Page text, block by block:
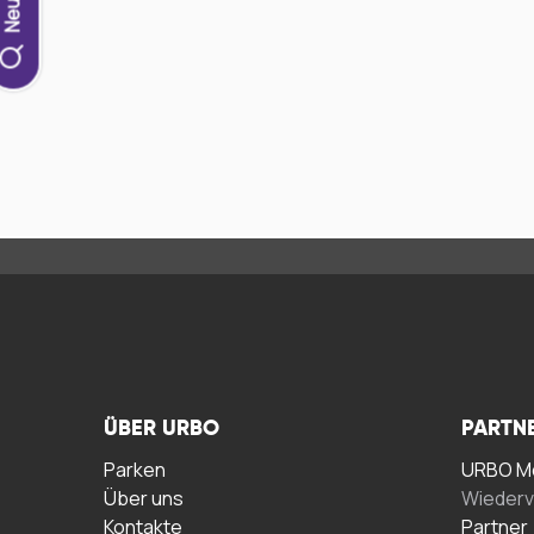
ÜBER URBO
Parken
Über uns
Kontakte
URBO
Partner